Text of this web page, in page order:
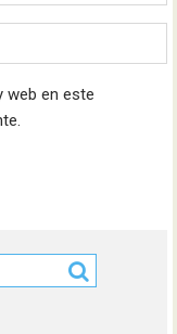
web en este